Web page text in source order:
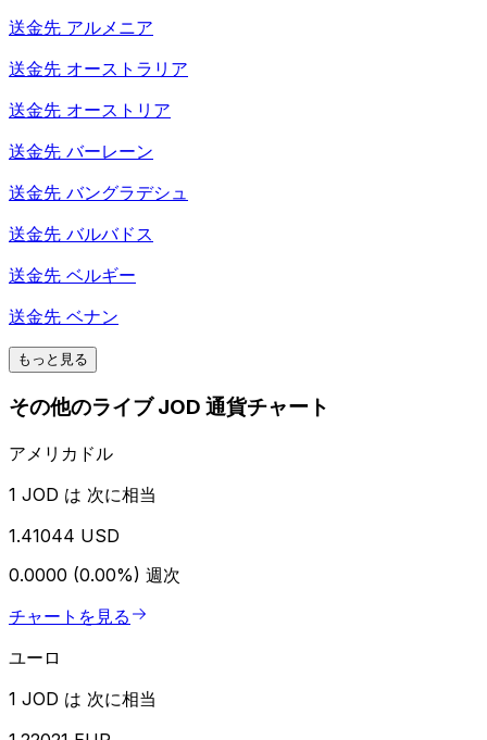
送金先 アルメニア
送金先 オーストラリア
送金先 オーストリア
送金先 バーレーン
送金先 バングラデシュ
送金先 バルバドス
送金先 ベルギー
送金先 ベナン
もっと見る
その他のライブ JOD 通貨チャート
アメリカドル
1 JOD は 次に相当
1.41044 USD
0.0000 (0.00%) 週次
チャートを見る
ユーロ
1 JOD は 次に相当